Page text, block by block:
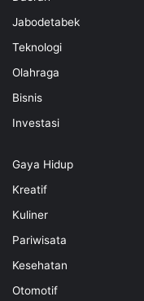
Jabodetabek
Teknologi
Olahraga
Bisnis
Investasi
Gaya Hidup
Kreatif
Kuliner
Pariwisata
Kesehatan
Otomotif